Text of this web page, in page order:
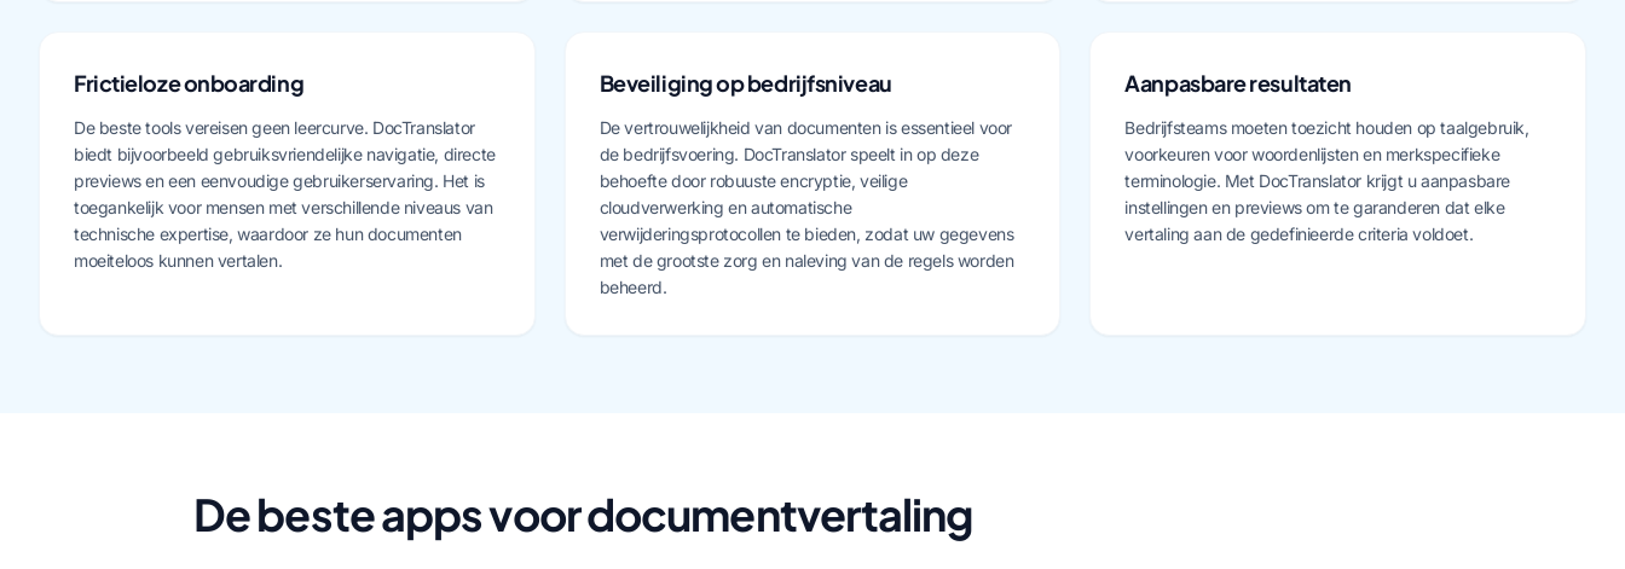
Frictieloze onboarding
De beste tools vereisen geen leercurve. DocTranslator
biedt bijvoorbeeld gebruiksvriendelijke navigatie, directe
previews en een eenvoudige gebruikerservaring. Het is
toegankelijk voor mensen met verschillende niveaus van
technische expertise, waardoor ze hun documenten
moeiteloos kunnen vertalen.
Beveiliging op bedrijfsniveau
De vertrouwelijkheid van documenten is essentieel voor
de bedrijfsvoering. DocTranslator speelt in op deze
behoefte door robuuste encryptie, veilige
cloudverwerking en automatische
verwijderingsprotocollen te bieden, zodat uw gegevens
met de grootste zorg en naleving van de regels worden
beheerd.
Aanpasbare resultaten
Bedrijfsteams moeten toezicht houden op taalgebruik,
voorkeuren voor woordenlijsten en merkspecifieke
terminologie. Met DocTranslator krijgt u aanpasbare
instellingen en previews om te garanderen dat elke
vertaling aan de gedefinieerde criteria voldoet.
De beste apps voor documentvertaling